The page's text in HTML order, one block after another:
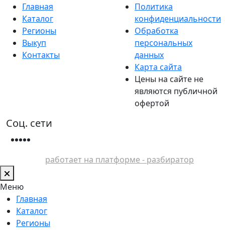
Главная
Каталог
Регионы
Выкуп
Контакты
Политика
конфиденциальности
Обработка
персональных
данных
Карта сайта
Цены на сайте не
являются публичной
офертой
Соц. сети
работает на платформе - разбиратор
Меню
Главная
Каталог
Регионы